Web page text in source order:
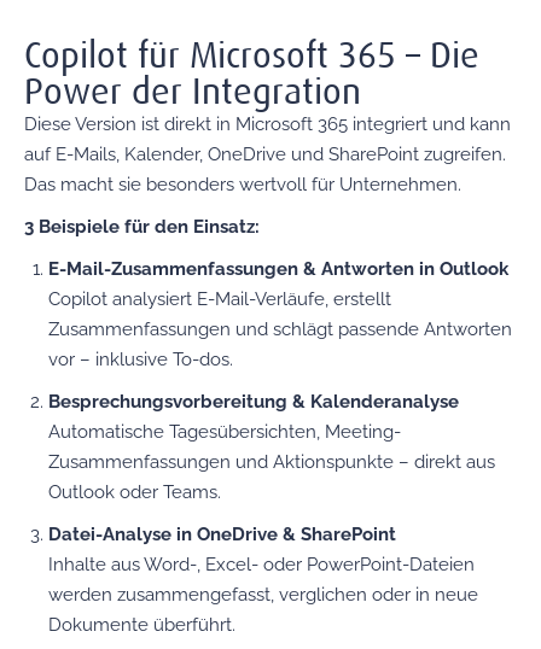
Copilot für Microsoft 365 – Die
Power der Integration
Diese Version ist direkt in Microsoft 365 integriert und kann
auf E-Mails, Kalender, OneDrive und SharePoint zugreifen.
Das macht sie besonders wertvoll für Unternehmen.
3 Beispiele für den Einsatz:
E-Mail-Zusammenfassungen & Antworten in Outlook
Copilot analysiert E-Mail-Verläufe, erstellt
Zusammenfassungen und schlägt passende Antworten
vor – inklusive To-dos.
Besprechungsvorbereitung & Kalenderanalyse
Automatische Tagesübersichten, Meeting-
Zusammenfassungen und Aktionspunkte – direkt aus
Outlook oder Teams.
Datei-Analyse in OneDrive & SharePoint
Inhalte aus Word-, Excel- oder PowerPoint-Dateien
werden zusammengefasst, verglichen oder in neue
Dokumente überführt.